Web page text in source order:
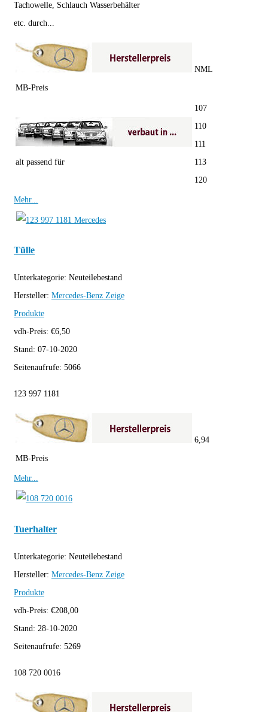
Tachowelle, Schlauch Wasserbehälter
etc. durch...
MB-Preis
NML
alt passend für
107
110
111
113
120
Mehr...
Tülle
Unterkategorie: Neuteilebestand
Hersteller: Mercedes-Benz Zeige
Produkte
vdh-Preis: €6,50
Stand: 07-10-2020
Seitenaufrufe: 5066
123 997 1181
MB-Preis
6,94
Mehr...
Tuerhalter
Unterkategorie: Neuteilebestand
Hersteller: Mercedes-Benz Zeige
Produkte
vdh-Preis: €208,00
Stand: 28-10-2020
Seitenaufrufe: 5269
108 720 0016